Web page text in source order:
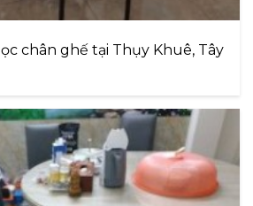
chân ghế tại Thụy Khuê, Tây